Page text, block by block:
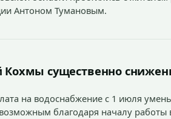
Антоном Тумановым.
Кохмы существенно
на водоснабжение с 1 июля
благодаря началу работы